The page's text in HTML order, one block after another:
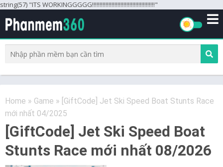
string(57) "ITS WORKINGGGGG!!!!!!!!!!!!!!!!!!!!!!!!!!!!!!!!!!!!!!!!!!"
Home » Game » [GiftCode] Jet Ski Speed Boat Stunts Race
mới nhất 04/2025
[GiftCode] Jet Ski Speed Boat
Stunts Race mới nhất 08/2026